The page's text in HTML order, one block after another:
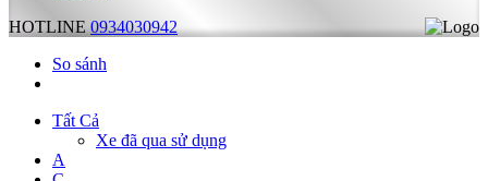
HOTLINE 0934030942
So sánh
Tất Cả
Xe đã qua sử dụng
A